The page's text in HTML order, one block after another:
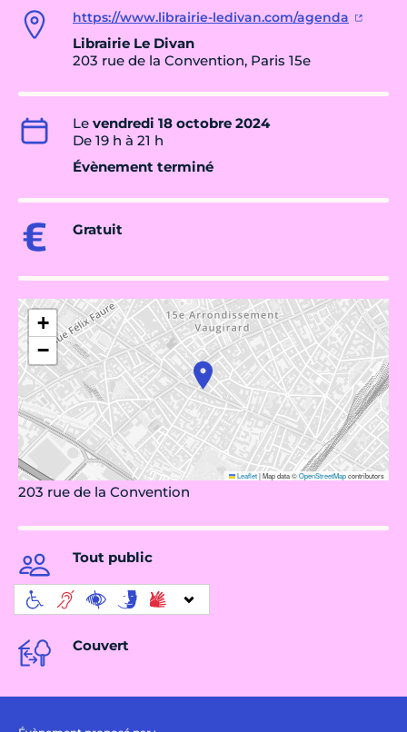
https://www.librairie-ledivan.com/agenda
Librairie Le Divan
203 rue de la Convention, Paris 15e
Le vendredi 18 octobre 2024
De 19 h à 21 h
Évènement terminé
Gratuit
+
−
Leaflet|Map data ©OpenStreetMapcontributors
203 rue de la Convention
Tout public
Couvert